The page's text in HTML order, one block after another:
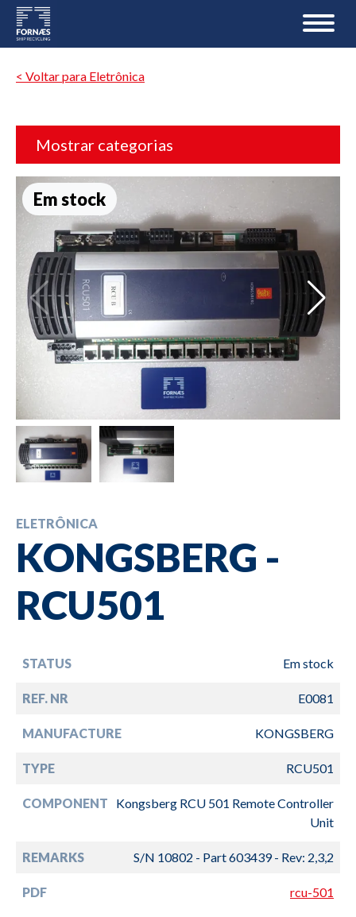
< Voltar para Eletrônica
Mostrar categorias
Em stock
ELETRÔNICA
KONGSBERG -
RCU501
STATUS Em stock
REF. NR E0081
MANUFACTURE KONGSBERG
TYPE RCU501
COMPONENT
Kongsberg RCU 501 Remote Controller
Unit
REMARKS S/N 10802 - Part 603439 - Rev: 2,3,2
PDF rcu-501